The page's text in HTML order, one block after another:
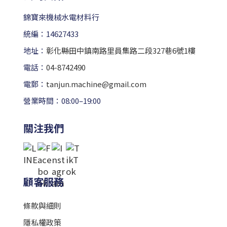
錦寶來機械水電材料行
統編：14627433
地址： 彰化縣田中鎮南路里員集路二段327巷6號1樓
電話： 04-8742490
電郵： tanjun.machine@gmail.com
營業時間：08:00–19:00
關注我們
顧客服務
條款與細則
隱私權政策